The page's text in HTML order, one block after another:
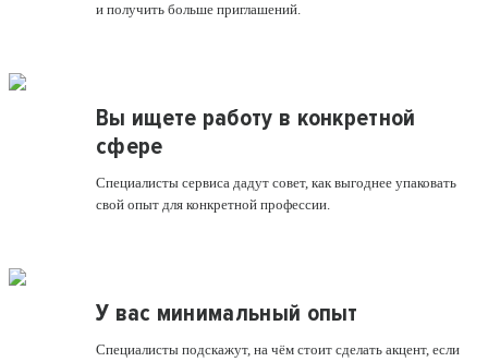
и получить больше приглашений.
Вы ищете работу в конкретной
сфере
Специалисты сервиса дадут совет, как выгоднее упаковать
свой опыт для конкретной профессии.
У вас минимальный опыт
Специалисты подскажут, на чём стоит сделать акцент, если